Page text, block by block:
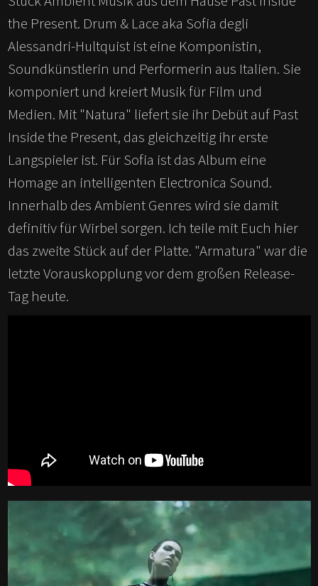
the Present. Drum & Lace aka Sofia degli
Alessandri-Hultquist ist eine Komponistin,
Soundkünstlerin und Performerin aus Italien. Sie
komponiert und kreiert Musik für Film und
Medien. Mit "Natura" liefert sie ihr Debüt auf Past
Inside the Present, das gleichzeitig ihr erste
Langspieler ist. Für Sofia ist das Album eine
Homage an intelligenten Electronica Sound.
Innerhalb des Ambient Genres wird sie damit
definitiv für Wirbel sorgen. Ich teile mit Euch hier
das zweite Stück auf der Platte. "Armatura" war die
letzte Vorauskopplung vor dem großen Release-
Tag heute.